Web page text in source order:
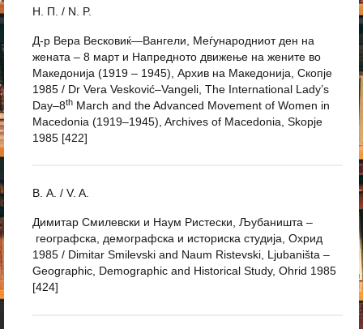
Н. П. / N. P.
Д-р Вера Весковиќ—Вангели, Меѓународниот ден на
жената – 8 март и Напредното движење на жените во
Македонија (1919 – 1945), Архив на Македонија, Скопје
1985 / Dr Vera Vesković–Vangeli, The International Lady’s
Day–8th March and the Advanced Movement of Women in
Macedonia (1919–1945), Archives of Macedonia, Skopje
1985 [422]
В. А. / V. A.
Димитар Смилевски и Наум Ристески, Љубаништа –
географска, демографска и историска студија, Охрид
1985 / Dimitar Smilevski and Naum Ristevski, Ljubaništa –
Geographic, Demographic and Historical Study, Ohrid 1985
[424]